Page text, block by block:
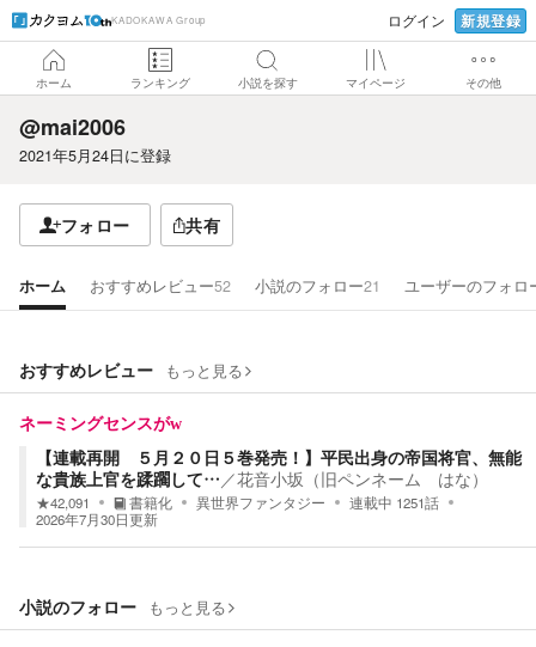
KADOKAWA Group ログイン 新規登録
ホーム ランキング 小説を探す マイページ その他
@mai2006
2021年5月24日に登録
フォロー 共有
ホーム おすすめレビュー52 小説のフォロー21 ユーザーのフォロ
おすすめレビュー もっと見る
ネーミングセンスがw
【連載再開 ５月２０日５巻発売！】平民出身の帝国将官、無能
な貴族上官を蹂躙して…／花音小坂（旧ペンネーム はな）
★42,091 書籍化 異世界ファンタジー 連載中 1251話
2026年7月30日更新
小説のフォロー もっと見る